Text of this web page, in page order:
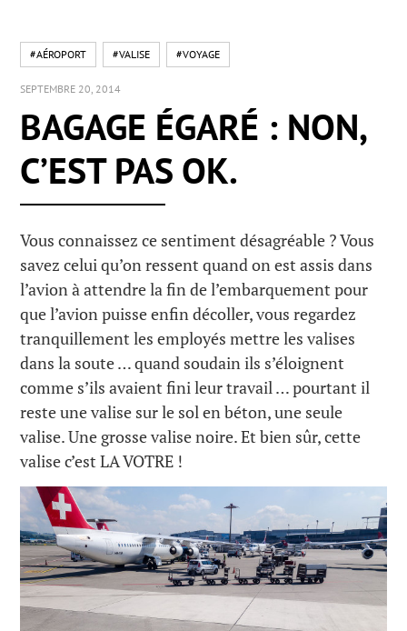
#AÉROPORT #VALISE #VOYAGE
SEPTEMBRE 20, 2014
BAGAGE ÉGARÉ : NON,
C’EST PAS OK.
Vous connaissez ce sentiment désagréable ? Vous
savez celui qu’on ressent quand on est assis dans
l’avion à attendre la fin de l’embarquement pour
que l’avion puisse enfin décoller, vous regardez
tranquillement les employés mettre les valises
dans la soute … quand soudain ils s’éloignent
comme s’ils avaient fini leur travail … pourtant il
reste une valise sur le sol en béton, une seule
valise. Une grosse valise noire. Et bien sûr, cette
valise c’est LA VOTRE !